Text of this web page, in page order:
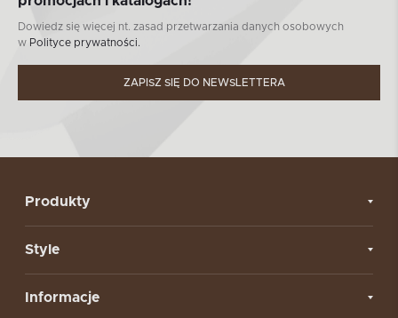
Dowiedz się więcej nt. zasad przetwarzania danych osobowych
w Polityce prywatności.
ZAPISZ SIĘ DO NEWSLETTERA
Produkty
Style
Informacje